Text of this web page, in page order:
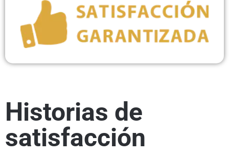
Historias de
satisfacción